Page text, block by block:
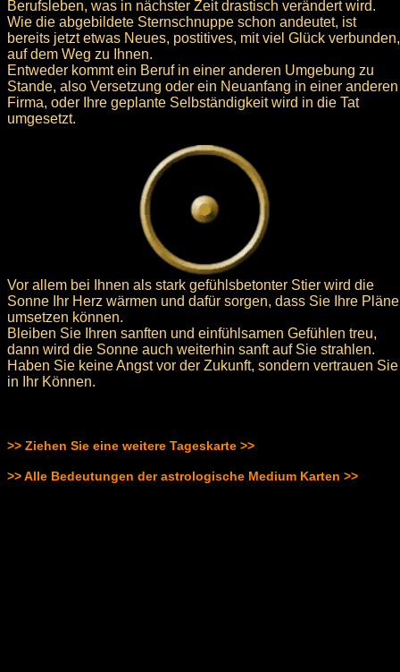
Berufsleben, was in nächster Zeit drastisch verändert wird.
Wie die abgebildete Sternschnuppe schon andeutet, ist
bereits jetzt etwas Neues, postitives, mit viel Glück verbunden,
auf dem Weg zu Ihnen.
Entweder kommt ein Beruf in einer anderen Umgebung zu
Stande, also Versetzung oder ein Neuanfang in einer anderen
Firma, oder Ihre geplante Selbständigkeit wird in die Tat
umgesetzt.
Vor allem bei Ihnen als stark gefühlsbetonter Stier wird die
Sonne Ihr Herz wärmen und dafür sorgen, dass Sie Ihre Pläne
umsetzen können.
Bleiben Sie Ihren sanften und einfühlsamen Gefühlen treu,
dann wird die Sonne auch weiterhin sanft auf Sie strahlen.
Haben Sie keine Angst vor der Zukunft, sondern vertrauen Sie
in Ihr Können.
>> Ziehen Sie eine weitere Tageskarte >>
>> Alle Bedeutungen der astrologische Medium Karten >>